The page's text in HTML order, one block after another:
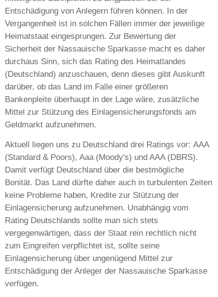
Entschädigung von Anlegern führen können. In der
Vergangenheit ist in solchen Fällen immer der jeweilige
Heimatstaat eingesprungen. Zur Bewertung der
Sicherheit der Nassauische Sparkasse macht es daher
durchaus Sinn, sich das Rating des Heimatlandes
(Deutschland) anzuschauen, denn dieses gibt Auskunft
darüber, ob das Land im Falle einer größeren
Bankenpleite überhaupt in der Lage wäre, zusätzliche
Mittel zur Stützung des Einlagensicherungsfonds am
Geldmarkt aufzunehmen.
Aktuell liegen uns zu Deutschland drei Ratings vor: AAA
(Standard & Poors), Aaa (Moody's) und AAA (DBRS).
Damit verfügt Deutschland über die bestmögliche
Bonität. Das Land dürfte daher auch in turbulenten Zeiten
keine Probleme haben, Kredite zur Stützung der
Einlagensicherung aufzunehmen. Unabhängig vom
Rating Deutschlands sollte man sich stets
vergegenwärtigen, dass der Staat rein rechtlich nicht
zum Eingreifen verpflichtet ist, sollte seine
Einlagensicherung über ungenügend Mittel zur
Entschädigung der Anleger der Nassauische Sparkasse
verfügen.